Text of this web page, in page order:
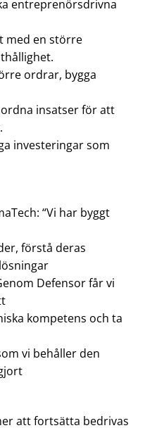
entreprenörsdrivna
med en större
ordrar, bygga
insatser för att
investeringar som
“Vi har byggt
förstå deras
Defensor får vi
kompetens och ta
vi behåller den
att fortsätta bedrivas